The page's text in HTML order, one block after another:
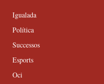
Igualada
Política
Successos
Esports
Oci